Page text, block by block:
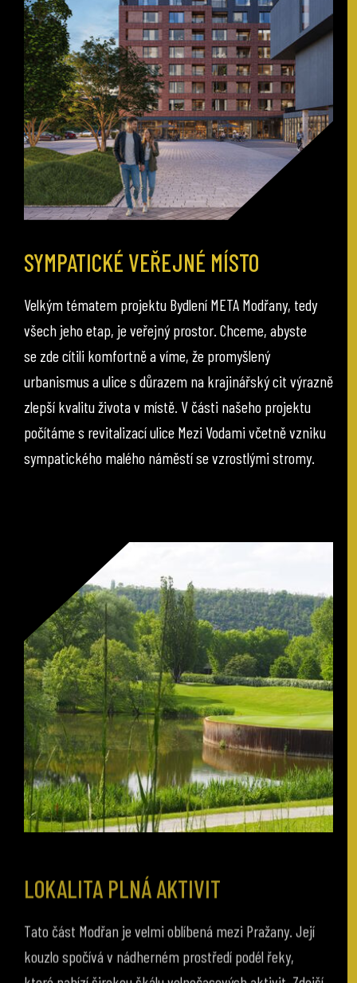
SYMPATICKÉ VEŘEJNÉ MÍSTO
Velkým tématem projektu Bydlení META Modřany, tedy
všech jeho etap, je veřejný prostor. Chceme, abyste
se zde cítili komfortně a víme, že promyšlený
urbanismus a ulice s důrazem na krajinářský cit výrazně
zlepší kvalitu života v místě. V části našeho projektu
počítáme s revitalizací ulice Mezi Vodami včetně vzniku
sympatického malého náměstí se vzrostlými stromy.
LOKALITA PLNÁ AKTIVIT
kouzlo spočívá v nádherném prostředí podél řeky,
které nabízí širokou škálu volnočasových aktivit. Zdejší